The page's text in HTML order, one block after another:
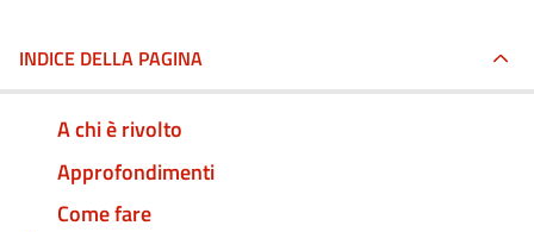
INDICE DELLA PAGINA
A chi è rivolto
Approfondimenti
Come fare